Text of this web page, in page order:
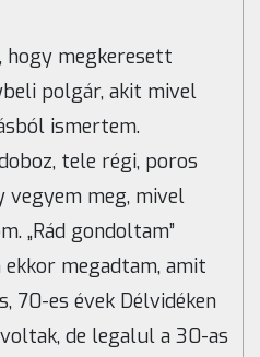
megkeresett
polgár, akit mivel
ismertem.
tele régi, poros
vegyem meg, mivel
„Rád gondoltam”
ekkor megadtam, amit
70-es évek Délvidéken
de legalul a 30-as